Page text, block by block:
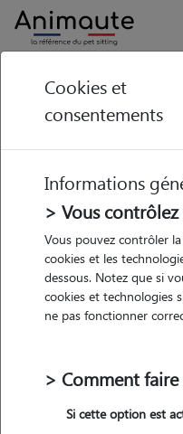
Animaute Hauts-de-France
à
5/5
• 28 ans
chez le Pet Sitter
Cookies et
consentements
Informations
> Vous
Vous pouvez contrôler
cookies et les
dessous. Notez que si
cookies et technologies
ne pas fonctionner
> Comment faire
Si cette option est